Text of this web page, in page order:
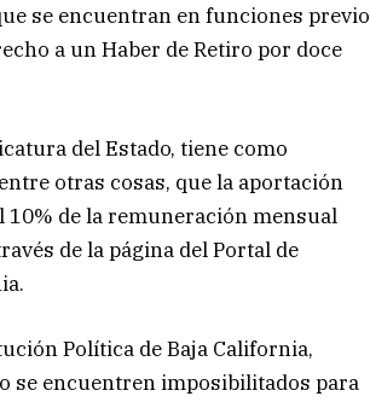
se encuentran en funciones previo
a un Haber de Retiro por doce
del Estado, tiene como
otras cosas, que la aportación
de la remuneración mensual
de la página del Portal de
Política de Baja California,
se encuentren imposibilitados para